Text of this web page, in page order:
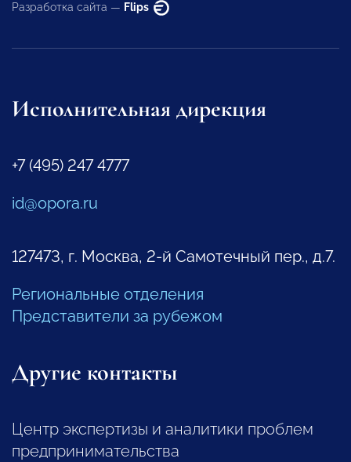
Разработка сайта — Flips
Исполнительная дирекция
+7 (495) 247 4777
id@opora.ru
127473, г. Москва, 2-й Самотечный пер., д.7.
Региональные отделения
Представители за рубежом
Другие контакты
Центр экспертизы и аналитики проблем
предпринимательства